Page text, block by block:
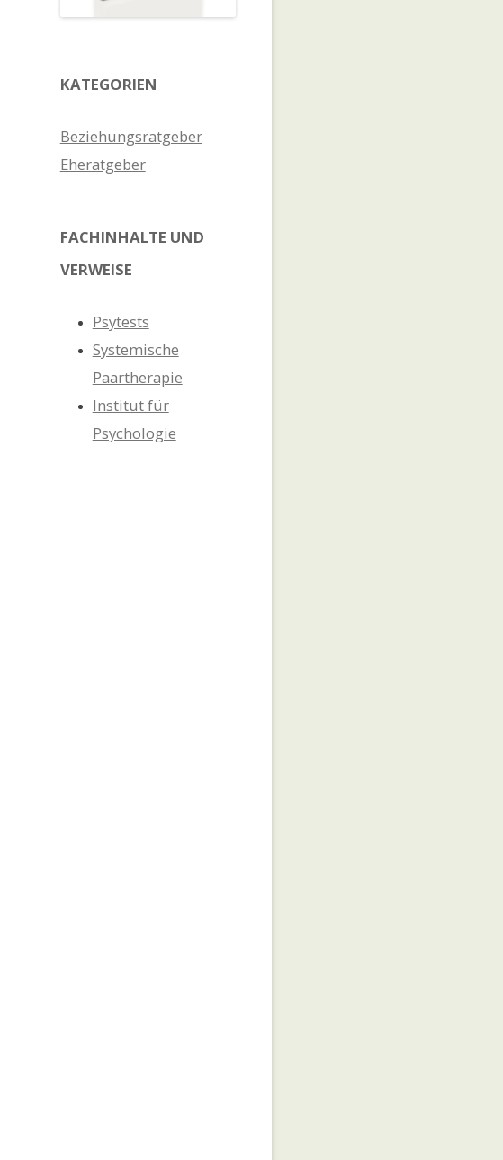
KATEGORIEN
Beziehungsratgeber
Eheratgeber
FACHINHALTE UND
VERWEISE
Psytests
Systemische
Paartherapie
Institut für
Psychologie